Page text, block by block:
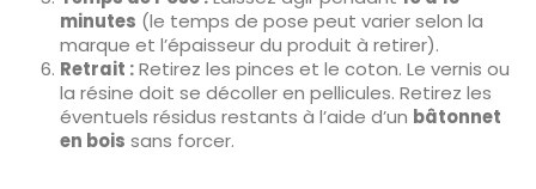
minutes (le temps de pose peut varier selon la
marque et l’épaisseur du produit à retirer).
Retrait :Retirez les pinces et le coton. Le vernis ou
la résine doit se décoller en pellicules. Retirez les
éventuels résidus restants à l’aide d’un bâtonnet
en bois sans forcer.